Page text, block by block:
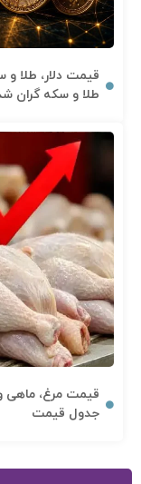
طلا و سکه گران شدند
جدول قیمت